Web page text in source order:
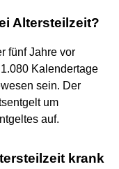
Altersteilzeit?
fünf Jahre vor
Kalendertage
sein. Der
um
auf.
krank